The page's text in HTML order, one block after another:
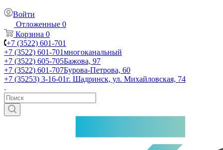
Войти
Отложенные 0
Корзина 0
+7 (3522) 601-701
+7 (3522) 601-701многоканальный
+7 (3522) 605-705Бажова, 97
+7 (3522) 601-707Бурова-Петрова, 60
+7 (35253) 3-16-01г. Шадринск, ул. Михайловская, 74